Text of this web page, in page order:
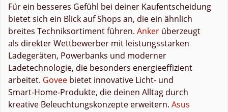
Für ein besseres Gefühl bei deiner Kaufentscheidung
bietet sich ein Blick auf Shops an, die ein ähnlich
breites Techniksortiment führen. Anker überzeugt
als direkter Wettbewerber mit leistungsstarken
Ladegeräten, Powerbanks und moderner
Ladetechnologie, die besonders energieeffizient
arbeitet. Govee bietet innovative Licht‑ und
Smart‑Home‑Produkte, die deinen Alltag durch
kreative Beleuchtungskonzepte erweitern. Asus